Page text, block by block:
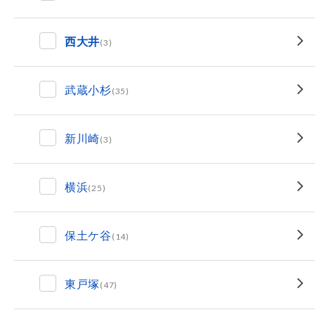
西大井(3)
武蔵小杉(35)
新川崎(3)
横浜(25)
保土ケ谷 (14)
東戸塚 (47)